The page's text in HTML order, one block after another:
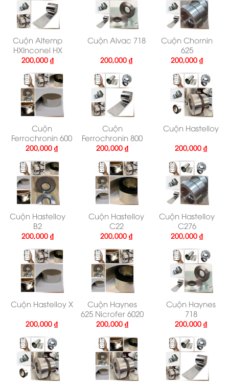
Cuộn Altemp
HXInconel HX
200,000₫
Cuộn Alvac 718
200,000₫
Cuộn Chornin
625
200,000₫
Cuộn
Ferrochronin 600
200,000₫
Cuộn
Ferrochronin 800
200,000₫
Cuộn Hastelloy
200,000₫
Cuộn Hastelloy
B2
200,000₫
Cuộn Hastelloy
C22
200,000₫
Cuộn Hastelloy
C276
200,000₫
Cuộn Hastelloy X
200,000₫
Cuộn Haynes
625 Nicrofer 6020
200,000₫
Cuộn Haynes
718
200,000₫